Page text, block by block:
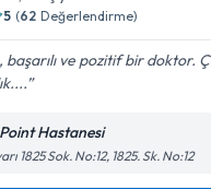
Adresiniz
verilerimin işlenmesine
'ni okudum ve kişisel
5 (62 Değerlendirme)
başarılı ve pozitif bir doktor.
Hastanesi
1825 Sok. No:12, 1825. Sk. No:12